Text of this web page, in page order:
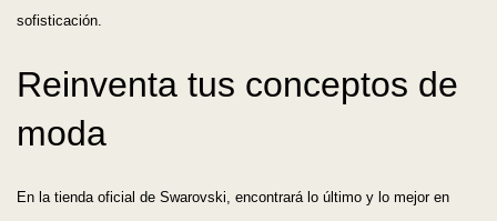
sofisticación.
Reinventa tus conceptos de
moda
En la tienda oficial de Swarovski, encontrará lo último y lo mejor en